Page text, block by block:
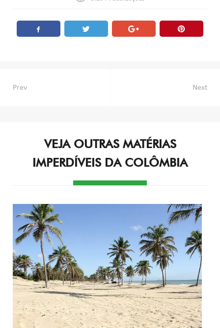
Navegação
Prev Next
VEJA OUTRAS MATÉRIAS
IMPERDÍVEIS DA COLÔMBIA